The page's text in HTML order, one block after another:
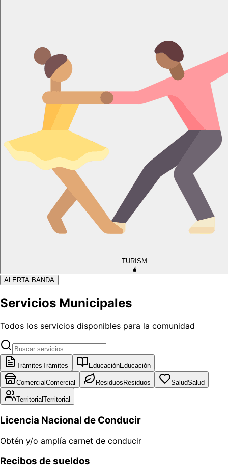
TURISM
🧉
ALERTA BANDA
Servicios Municipales
Todos los servicios disponibles para la comunidad
TrámitesTrámites EducaciónEducación
ComercialComercial Residuos Residuos SaludSalud
TerritorialTerritorial
Licencia Nacional de Conducir
Obtén y/o amplía carnet de conducir
Recibos de sueldos